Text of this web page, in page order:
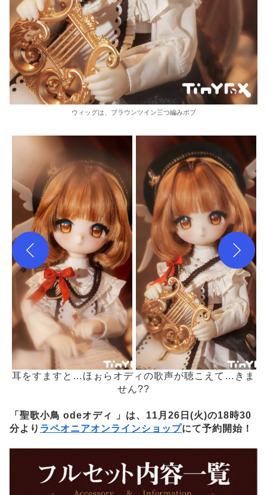
ウィッグは、ブラウンツイン三つ編みボブ
耳をすますと…ほぉらオディの歌声が聴こえて…きま
せん??
「聖歌小鳥 odeオディ 」は、11月26日(火)の18時30
分より ラペオニアオンラインショップにて予約開始！